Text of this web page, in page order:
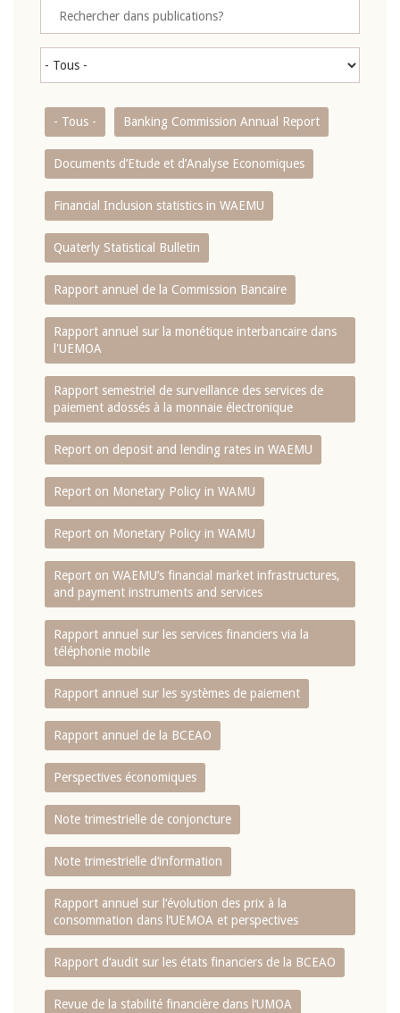
- Tous - Banking Commission Annual Report
Documents d’Etude et d’Analyse Economiques
Financial Inclusion statistics in WAEMU
Quaterly Statistical Bulletin
Rapport annuel de la Commission Bancaire
Rapport annuel sur la monétique interbancaire dans
l'UEMOA
Rapport semestriel de surveillance des services de
paiement adossés à la monnaie électronique
Report on deposit and lending rates in WAEMU
Report on Monetary Policy in WAMU
Report on Monetary Policy in WAMU
Report on WAEMU’s financial market infrastructures,
and payment instruments and services
Rapport annuel sur les services financiers via la
téléphonie mobile
Rapport annuel sur les systèmes de paiement
Rapport annuel de la BCEAO
Perspectives économiques
Note trimestrielle de conjoncture
Note trimestrielle d‘information
Rapport annuel sur l‘évolution des prix à la
consommation dans l‘UEMOA et perspectives
Rapport d‘audit sur les états financiers de la BCEAO
Revue de la stabilité financière dans l‘UMOA